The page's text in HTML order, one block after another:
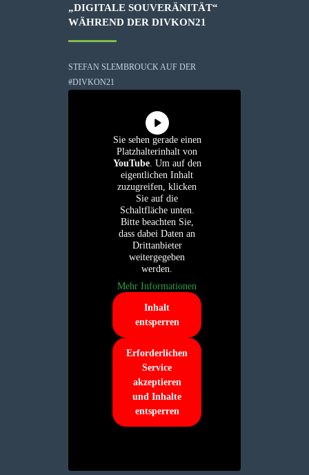
„DIGITALE SOUVERÄNITÄT“
WÄHREND DER DIVKON21
STEFAN SLEMBROUCK AUF DER
#DIVKON21
Sie sehen gerade einen
Platzhalterinhalt von
YouTube. Um auf den
eigentlichen Inhalt
zuzugreifen, klicken
Sie auf die
Schaltfläche unten.
Bitte beachten Sie,
dass dabei Daten an
Drittanbieter
weitergegeben
werden.
Mehr Informationen
Inhalt
entsperren
Erforderlichen
Service
akzeptieren
und Inhalte
entsperren